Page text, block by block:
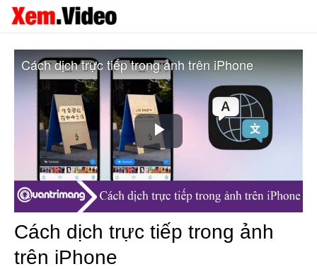
Play
Video
Cách dịch trực tiếp trong ảnh trên iPhone
Cách dịch trực tiếp trong ảnh
trên iPhone